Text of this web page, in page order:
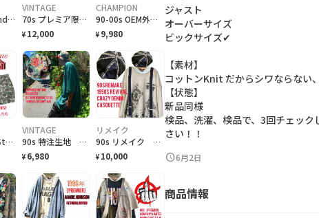
VEGA eagle Indian necklace vintageコイン
VINTAGE
70s プレミア限定m&m特注 レザータグ、大人 スイッチ ハーフパンツ w34
¥ 12,000
CHAMPION
90-00s OEM外部特注、チャンピオン、刺繍ロゴ鹿子ヘビーウェイトT F フェード
¥ 9,980
00s premier Stock、circus cross ForestHP
VINTAGE
90s 特注生地 ハワイ material 55so.e.m バケハトロピカル
¥ 6,980
リメイク
90s リメイク 50sリバイバルボリュームキャスケットcrazyデニム
¥ 10,000
ジャス ト
オーバーサイズ
ビックサイズ✔
【素材】
コ ッ ト ンKnit だからシワならない、
【状態】
新品同様
検品、 洗濯、 検品で、 3回チェ ック
さい ！ ！
schedule6月2日
商品情報